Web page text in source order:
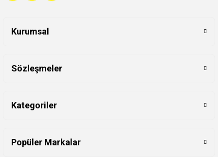
Kurumsal
Sözleşmeler
Kategoriler
Popüler Markalar